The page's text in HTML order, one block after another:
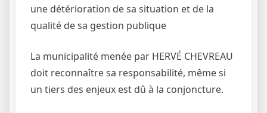
une détérioration de sa situation et de la
qualité de sa gestion publique
La municipalité menée par HERVÉ CHEVREAU
doit reconnaître sa responsabilité, même si
un tiers des enjeux est dû à la conjoncture.